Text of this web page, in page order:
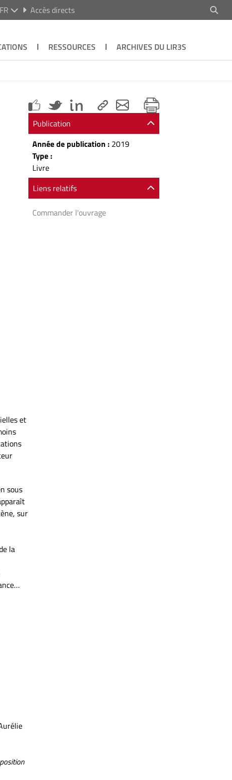
FR Accès directs
RESSOURCES
ARCHIVES DU LIR3S
et
sous
sur
la
Publication
Année de publication : 2019
Type :
Livre
Liens relatifs
Commander l'ouvrage